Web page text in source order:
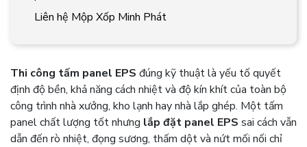
Liên hệ Mộp Xốp Minh Phát
Thi công tấm panel EPS đúng kỹ thuật là yếu tố quyết
định độ bền, khả năng cách nhiệt và độ kín khít của toàn bộ
công trình nhà xưởng, kho lạnh hay nhà lắp ghép. Một tấm
panel chất lượng tốt nhưng lắp đặt panel EPS sai cách vẫn
dẫn đến rò nhiệt, đọng sương, thấm dột và nứt mối nối chỉ